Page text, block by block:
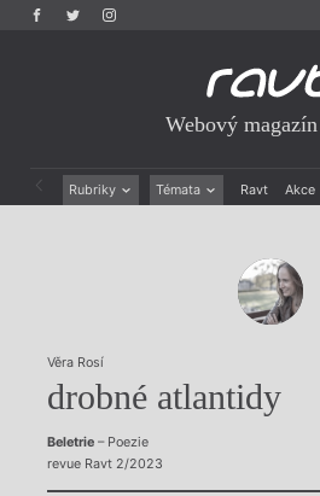
Webový
Rubriky Témata Ravt Akce
Věra Rosí
drobné atlantidy
Beletrie– Poezie
revue Ravt 2/2023